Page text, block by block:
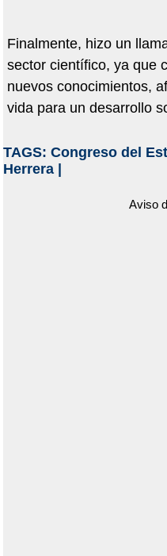
Finalmente, hizo un
sector científico, ya que
nuevos conocimientos,
vida para un desarrollo
TAGS: Congreso del
Herrera|
Aviso